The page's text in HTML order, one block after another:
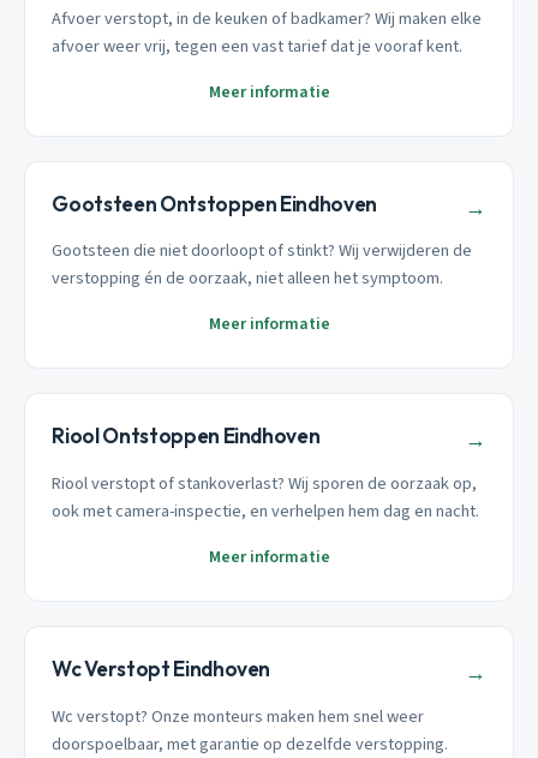
Afvoer verstopt, in de keuken of badkamer? Wij maken elke
afvoer weer vrij, tegen een vast tarief dat je vooraf kent.
Meer informatie
Gootsteen Ontstoppen Eindhoven →
Gootsteen die niet doorloopt of stinkt? Wij verwijderen de
verstopping én de oorzaak, niet alleen het symptoom.
Meer informatie
Riool Ontstoppen Eindhoven →
Riool verstopt of stankoverlast? Wij sporen de oorzaak op,
ook met camera-inspectie, en verhelpen hem dag en nacht.
Meer informatie
Wc Verstopt Eindhoven →
Wc verstopt? Onze monteurs maken hem snel weer
doorspoelbaar, met garantie op dezelfde verstopping.